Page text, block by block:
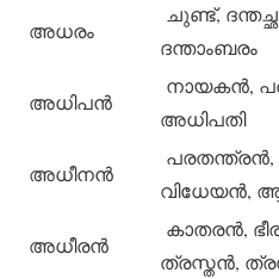
അധരം
ചുണ്ട്,
ദന്താംബരം
അധിപന്‍
നായകന്‍,
അധിപതി
അധീനന്‍
വിധേയന്‍,
അധീരന്‍
കാതരന്‍,
ത്രസ്തന്‍,